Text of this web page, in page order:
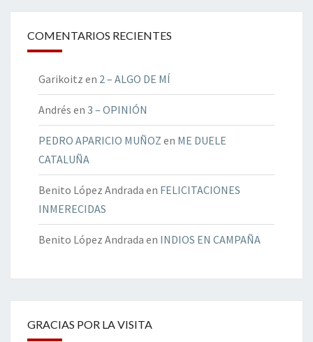
COMENTARIOS RECIENTES
Garikoitz en 2 – ALGO DE MÍ
Andrés en 3 – OPINIÓN
PEDRO APARICIO MUÑOZ en ME DUELE
CATALUÑA
Benito López Andrada en FELICITACIONES
INMERECIDAS
Benito López Andrada en INDIOS EN CAMPAÑA
GRACIAS POR LA VISITA